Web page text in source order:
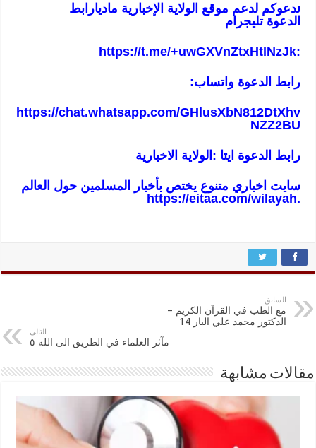
ندعوكم لدعم موقع الولاية الإخبارية ماديارابط
الدعوة تليجرام
:
https://t.me/+uwGXVnZtxHtlNzJk
رابط الدعوة واتساب:
https://chat.whatsapp.com/GHlusXbN812DtXhv
NZZ2BU
رابط الدعوة ايتا :الولاية الاخبارية
سايت اخباري متنوع يختص بأخبار المسلمين حول العالم
.
https://eitaa.com/wilayah
السابق
مع الطب في القرآن الكريم –
الدكتور محمد علي البار 14
التالي
مآثر العلماء في الطريق الى الله ٥
مقالات مشابهة